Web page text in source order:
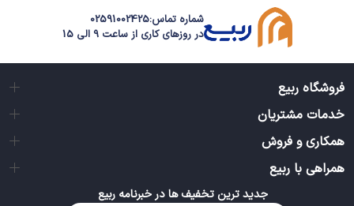
شماره تماس:02591002425
در روزهای کاری از ساعت 9 الی 15
فروشگاه ربیع
خدمات مشتریان
همکاری و فروش
همراهی با ربیع
جدید ترین تخفیف ها در خبرنامه ربیع